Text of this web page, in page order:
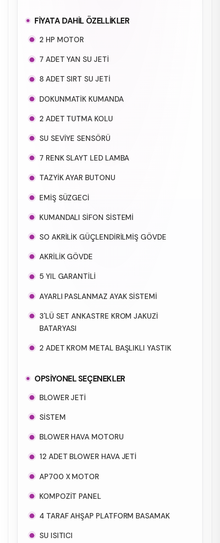
FİYATA DAHİL ÖZELLİKLER
2 HP MOTOR
7 ADET YAN SU JETİ
8 ADET SIRT SU JETİ
DOKUNMATİK KUMANDA
2 ADET TUTMA KOLU
SU SEVİYE SENSÖRÜ
7 RENK SLAYT LED LAMBA
TAZYİK AYAR BUTONU
EMİŞ SÜZGECİ
KUMANDALI SİFON SİSTEMİ
SO AKRİLİK GÜÇLENDİRİLMİŞ GÖVDE
AKRİLİK GÖVDE
5 YIL GARANTİLİ
AYARLI PASLANMAZ AYAK SİSTEMİ
3'LÜ SET ANKASTRE KROM JAKUZİ
BATARYASI
2 ADET KROM METAL BAŞLIKLI YASTIK
OPSİYONEL SEÇENEKLER
BLOWER JETİ
SİSTEM
BLOWER HAVA MOTORU
12 ADET BLOWER HAVA JETİ
AP700 X MOTOR
KOMPOZİT PANEL
4 TARAF AHŞAP PLATFORM BASAMAK
SU ISITICI